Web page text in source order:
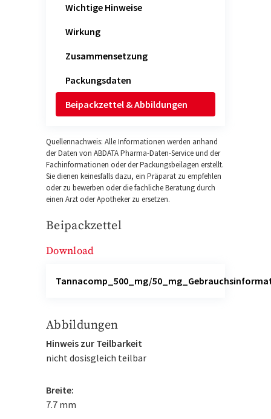
Wichtige Hinweise
Wirkung
Zusammensetzung
Packungsdaten
Beipackzettel & Abbildungen
Quellennachweis: Alle Informationen werden anhand
der Daten von ABDATA Pharma-Daten-Service und der
Fachinformationen oder der Packungsbeilagen erstellt.
Sie dienen keinesfalls dazu, ein Präparat zu empfehlen
oder zu bewerben oder die fachliche Beratung durch
einen Arzt oder Apotheker zu ersetzen.
Beipackzettel
Download
Tannacomp_500_mg/
Abbildungen
Hinweis zur Teilbarkeit
nicht dosisgleich teilbar
Breite:
7.7 mm